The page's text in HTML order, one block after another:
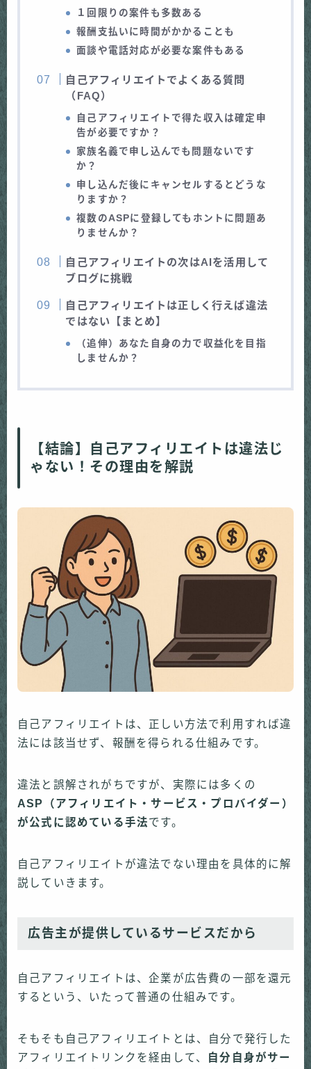
１回限りの案件も多数ある
報酬支払いに時間がかかることも
面談や電話対応が必要な案件もある
自己アフィリエイトでよくある質問
（FAQ）
自己アフィリエイトで得た収入は確定申
告が必要ですか？
家族名義で申し込んでも問題ないです
か？
申し込んだ後にキャンセルするとどうな
りますか？
複数のASPに登録してもホントに問題あ
りませんか？
自己アフィリエイトの次はAIを活用して
ブログに挑戦
自己アフィリエイトは正しく行えば違法
ではない【まとめ】
（追伸）あなた自身の力で収益化を目指
しませんか？
【結論】自己アフィリエイトは違法じ
ゃない！その理由を解説
自己アフィリエイトは、正しい方法で利用すれば違
法には該当せず、報酬を得られる仕組みです。
違法と誤解されがちですが、実際には多くの
ASP（アフィリエイト・サービス・プロバイダー）
が公式に認めている手法です。
自己アフィリエイトが違法でない理由を具体的に解
説していきます。
広告主が提供しているサービスだから
自己アフィリエイトは、企業が広告費の一部を還元
するという、いたって普通の仕組みです。
そもそも自己アフィリエイトとは、自分で発行した
アフィリエイトリンクを経由して、
自分自身がサー